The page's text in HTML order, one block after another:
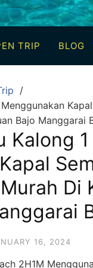
TRIP BLOG
Bajo Manggarai
Kalong
Di
16, 2024
2H1M